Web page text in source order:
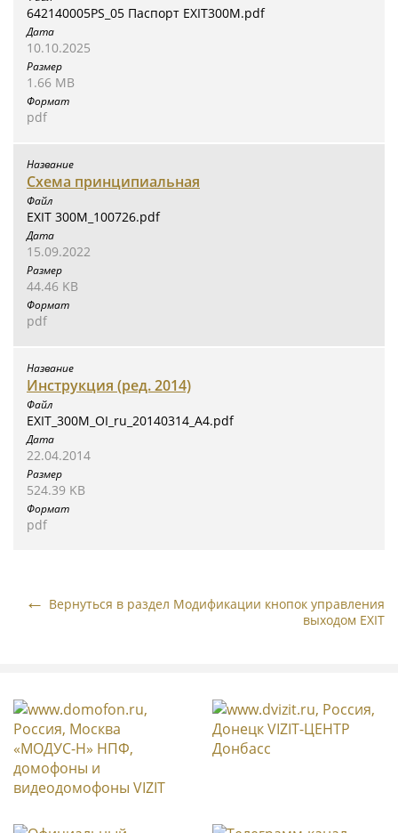
642140005PS_05 Паспорт EXIT300M.pdf
10.10.2025
1.66 MB
pdf
Схема принципиальная
EXIT 300M_100726.pdf
15.09.2022
44.46 KB
pdf
Инструкция (ред. 2014)
EXIT_300М_OI_ru_20140314_A4.pdf
22.04.2014
524.39 KB
pdf
Вернуться в раздел Модификации кнопок управления
выходом EXIT